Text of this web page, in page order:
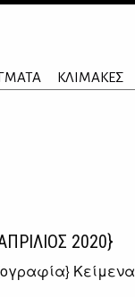
ΚΛΙΜΑΚΕΣ
2020}
} Κείμενα